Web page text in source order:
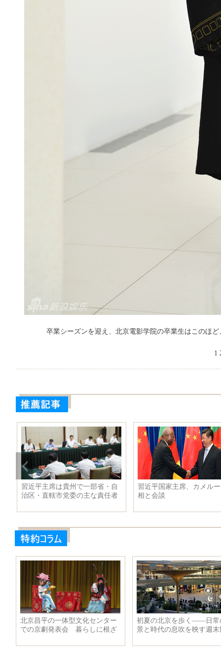
卒業シーズンを迎え、北京電影学院の卒業生はこのほど
1
2015年7月期スタート新ドラマを
先に見てみよう！
各国の恋人同士が教える
プル写真の取り方